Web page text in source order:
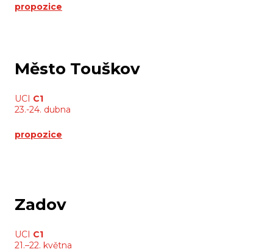
propozice
Město Touškov
UCI C1
23.-24. dubna
propozice
Zadov
UCI C1
21.–22. května